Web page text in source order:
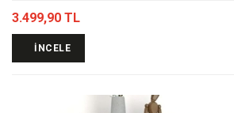
3.499,90 TL
İNCELE